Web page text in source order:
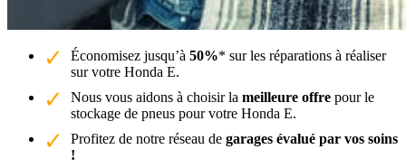
Économisez jusqu’à 50%* sur les réparations à réaliser
sur votre Honda E.
Nous vous aidons à choisir la meilleure offre pour le
stockage de pneus pour votre Honda E.
Profitez de notre réseau de garages évalué par vos soins
!